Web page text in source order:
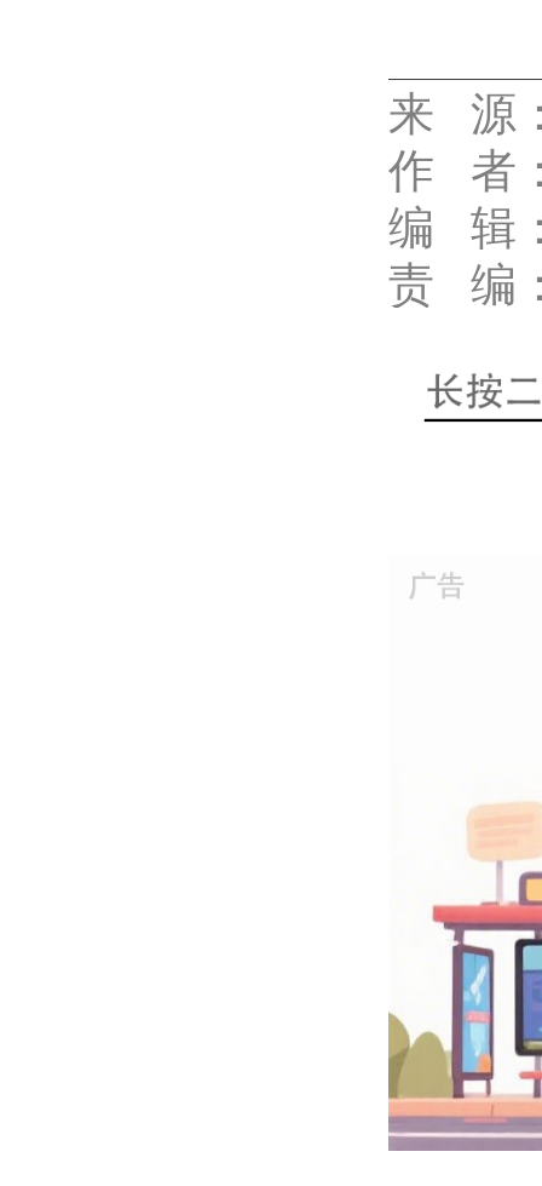
代佳兴
来 源
作 者
编 辑
责 编